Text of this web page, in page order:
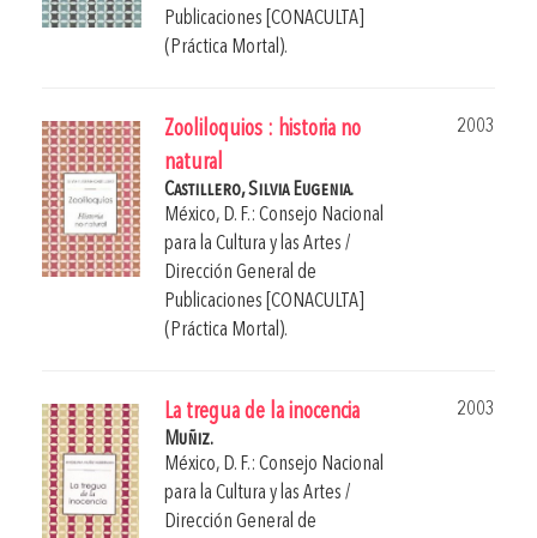
Publicaciones [CONACULTA]
(Práctica Mortal).
Zooliloquios : historia no
natural
2003
Castillero, Silvia Eugenia.
México, D. F.: Consejo Nacional
para la Cultura y las Artes /
Dirección General de
Publicaciones [CONACULTA]
(Práctica Mortal).
La tregua de la inocencia
2003
Muñiz.
México, D. F.: Consejo Nacional
para la Cultura y las Artes /
Dirección General de